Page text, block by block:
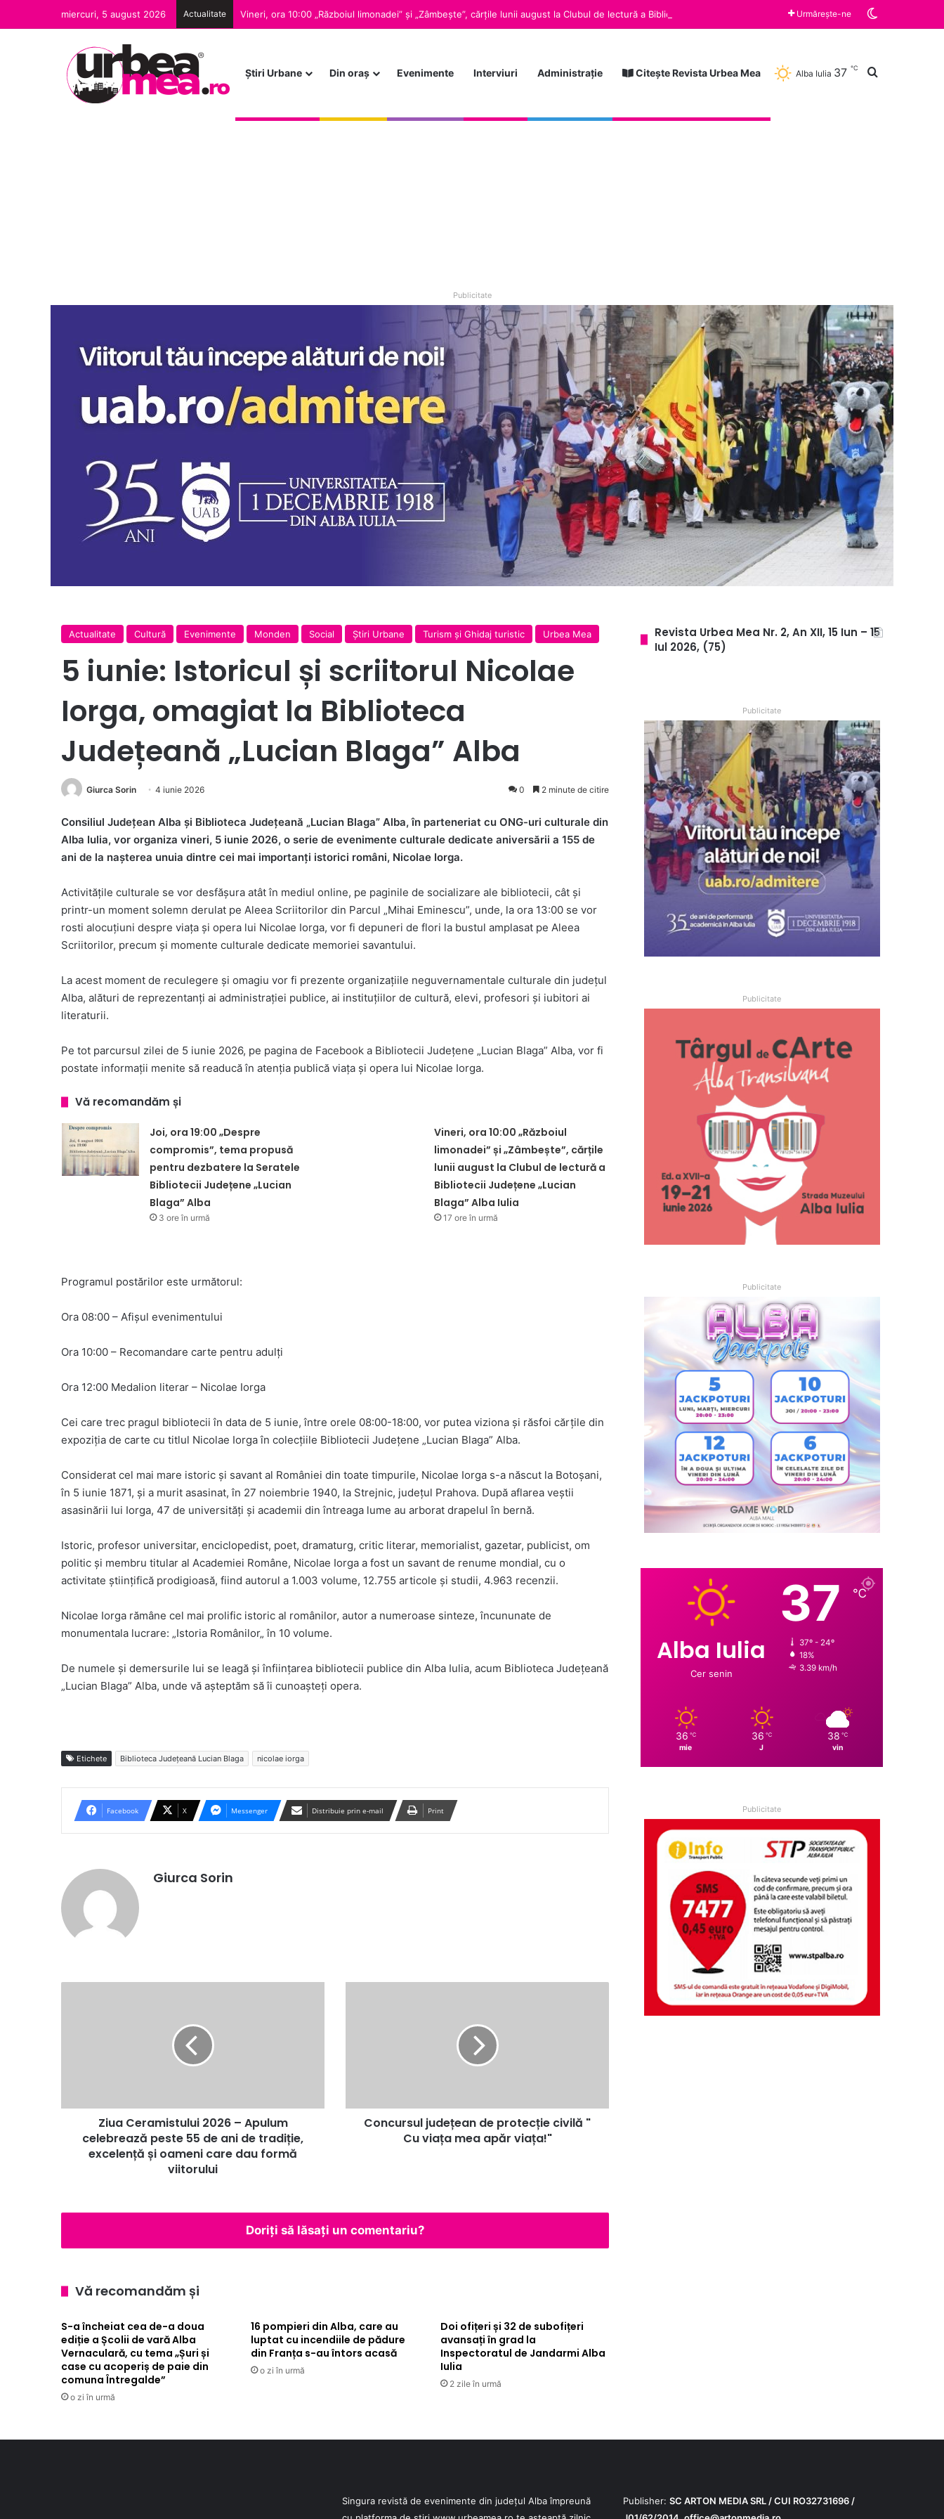
miercuri, 5 august 2026 Actualitate Urmărește-ne
Ştiri Urbane Din oraș Evenimente Interviuri Administrație Citește Revista Urbea Mea Alba Iulia 37 ℃ Caută după
Publicitate
Actualitate Cultură Evenimente Monden Social Ştiri Urbane Turism și Ghidaj turistic Urbea Mea
5 iunie: Istoricul și scriitorul Nicolae
Iorga, omagiat la Biblioteca
Județeană „Lucian Blaga” Alba
Giurca Sorin 4 iunie 2026 0 2 minute de citire
Consiliul Județean Alba și Biblioteca Județeană „Lucian Blaga” Alba, în parteneriat cu ONG-uri culturale din
Alba Iulia, vor organiza vineri, 5 iunie 2026, o serie de evenimente culturale dedicate aniversării a 155 de
ani de la nașterea unuia dintre cei mai importanți istorici români, Nicolae Iorga.
Activitățile culturale se vor desfășura atât în mediul online, pe paginile de socializare ale bibliotecii, cât și
printr-un moment solemn derulat pe Aleea Scriitorilor din Parcul „Mihai Eminescu”, unde, la ora 13:00 se vor
rosti alocuțiuni despre viața și opera lui Nicolae Iorga, vor fi depuneri de flori la bustul amplasat pe Aleea
Scriitorilor, precum și momente culturale dedicate memoriei savantului.
La acest moment de reculegere și omagiu vor fi prezente organizațiile neguvernamentale culturale din județul
Alba, alături de reprezentanți ai administrației publice, ai instituțiilor de cultură, elevi, profesori și iubitori ai
literaturii.
Pe tot parcursul zilei de 5 iunie 2026, pe pagina de Facebook a Bibliotecii Județene „Lucian Blaga” Alba, vor fi
postate informații menite să readucă în atenția publică viața și opera lui Nicolae Iorga.
Vă recomandăm și
Joi, ora 19:00 „Despre
compromis”, tema propusă
pentru dezbatere la Seratele
Bibliotecii Județene „Lucian
Blaga” Alba
3 ore în urmă
Vineri, ora 10:00 „Războiul
limonadei” și „Zâmbește”, cărțile
lunii august la Clubul de lectură a
Bibliotecii Județene „Lucian
Blaga” Alba Iulia
17 ore în urmă
Programul postărilor este următorul:
Ora 08:00 – Afișul evenimentului
Ora 10:00 – Recomandare carte pentru adulți
Ora 12:00 Medalion literar – Nicolae Iorga
Cei care trec pragul bibliotecii în data de 5 iunie, între orele 08:00-18:00, vor putea viziona și răsfoi cărțile din
expoziția de carte cu titlul Nicolae Iorga în colecțiile Bibliotecii Județene „Lucian Blaga” Alba.
Considerat cel mai mare istoric și savant al României din toate timpurile, Nicolae Iorga s-a născut la Botoșani,
în 5 iunie 1871, și a murit asasinat, în 27 noiembrie 1940, la Strejnic, județul Prahova. După aflarea veștii
asasinării lui Iorga, 47 de universități și academii din întreaga lume au arborat drapelul în bernă.
Istoric, profesor universitar, enciclopedist, poet, dramaturg, critic literar, memorialist, gazetar, publicist, om
politic și membru titular al Academiei Române, Nicolae Iorga a fost un savant de renume mondial, cu o
activitate științifică prodigioasă, fiind autorul a 1.003 volume, 12.755 articole și studii, 4.963 recenzii.
Nicolae Iorga rămâne cel mai prolific istoric al românilor, autor a numeroase sinteze, încununate de
monumentala lucrare: „Istoria Românilor„ în 10 volume.
De numele și demersurile lui se leagă și înființarea bibliotecii publice din Alba Iulia, acum Biblioteca Județeană
„Lucian Blaga” Alba, unde vă așteptăm să îi cunoașteți opera.
Etichete Biblioteca Județeană Lucian Blaga nicolae iorga
Facebook X Messenger Distribuie prin e-mail Print
Giurca Sorin
de
tradiție,
care
Ziua Ceramistului 2026 – Apulum
celebrează peste 55 de ani de tradiție,
excelență și oameni care dau formă
viitorului
mea
Concursul județean de protecție civilă "
Cu viața mea apăr viața!"
Doriți să lăsați un comentariu?
Vă recomandăm și
S-a încheiat cea de-a doua
ediție a Școlii de vară Alba
Vernaculară, cu tema „Șuri și
case cu acoperiș de paie din
comuna Întregalde”
o zi în urmă
16 pompieri din Alba, care au
luptat cu incendiile de pădure
din Franța s-au întors acasă
o zi în urmă
Doi ofițeri și 32 de subofițeri
avansați în grad la
Inspectoratul de Jandarmi Alba
Iulia
2 zile în urmă
Revista Urbea Mea Nr. 2, An XII, 15 Iun – 15
Iul 2026, (75)
Publicitate
Publicitate
Publicitate
Alba Iulia
Cer senin
37 ℃
37º - 24º
18%
3.39 km/h
36 ℃
mie
36 ℃
J
38 ℃
vin
Publicitate
Singura revistă de evenimente din județul Alba împreună
Publisher: SC ARTON MEDIA SRL / CUI RO32731696 /